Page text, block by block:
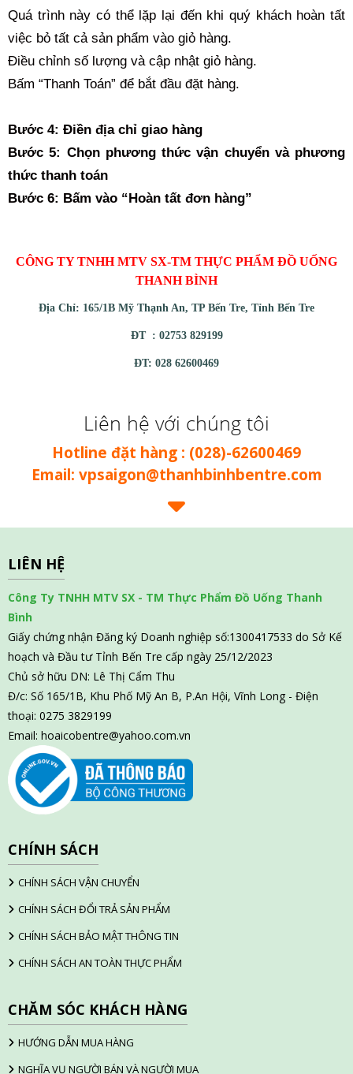
Quá trình này có thể lặp lại đến khi quý khách hoàn tất
việc bỏ tất cả sản phẩm vào giỏ hàng.
Điều chỉnh số lượng và cập nhật giỏ hàng.
Bấm “Thanh Toán” để bắt đầu đặt hàng.
Bước 4: Điền địa chỉ giao hàng
Bước 5: Chọn phương thức vận chuyển và phương
thức thanh toán
Bước 6: Bấm vào “Hoàn tất đơn hàng”
CÔNG TY TNHH MTV SX-TM THỰC PHẨM ĐỒ UỐNG
THANH BÌNH
Địa Chỉ: 165/1B Mỹ Thạnh An, TP Bến Tre, Tỉnh Bến Tre
ĐT : 02753 829199
ĐT: 028 62600469
Liên hệ với chúng tôi
Hotline đặt hàng : (028)-62600469
Email: vpsaigon@thanhbinhbentre.com
LIÊN HỆ
Công Ty TNHH MTV SX - TM Thực Phẩm Đồ Uống Thanh
Bình
Giấy chứng nhận Đăng ký Doanh nghiệp số:1300417533 do Sở Kế
hoạch và Đầu tư Tỉnh Bến Tre cấp ngày 25/12/2023
Chủ sở hữu DN: Lê Thị Cẩm Thu
Đ/c: Số 165/1B, Khu Phố Mỹ An B, P.An Hội, Vĩnh Long - Điện
thoại: 0275 3829199
Email: hoaicobentre@yahoo.com.vn
CHÍNH SÁCH
CHÍNH SÁCH VẬN CHUYỂN
CHÍNH SÁCH ĐỔI TRẢ SẢN PHẨM
CHÍNH SÁCH BẢO MẬT THÔNG TIN
CHÍNH SÁCH AN TOÀN THỰC PHẨM
CHĂM SÓC KHÁCH HÀNG
HƯỚNG DẪN MUA HÀNG
NGHĨA VỤ NGƯỜI BÁN VÀ NGƯỜI MUA